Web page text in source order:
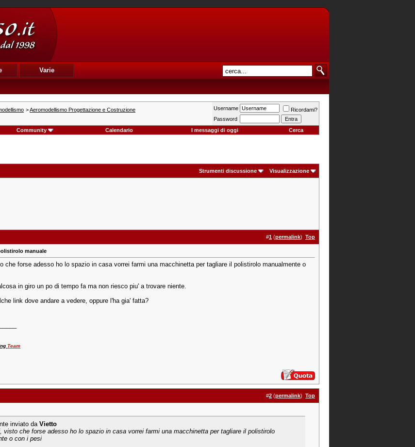
Varie
>Aeromodellismo Progettazione e Costruzione Username
Ricordami?
Password
Community Calendario I messaggi di oggi Cerca
Strumenti discussione Visualizzazione
#1 (permalink) Top
manuale
che forse adesso ho lo spazio in casa vorrei farmi una macchinetta per tagliare il polistirolo manualmente o
in giro un po di tempo fa ma non riesco piu' a trovare niente.
link dove andare a vedere, oppure l'ha gia' fatta?
Team
#2 (permalink) Top
inviato da Vietto
visto che forse adesso ho lo spazio in casa vorrei farmi una macchinetta per tagliare il polistirolo
o con i pesi